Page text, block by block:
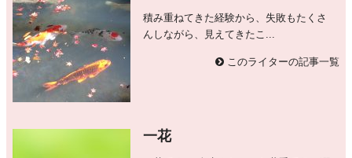
積み重ねてきた経験から、失敗もたくさ
んしながら、見えてきたこ...
このライターの記事一覧
一花